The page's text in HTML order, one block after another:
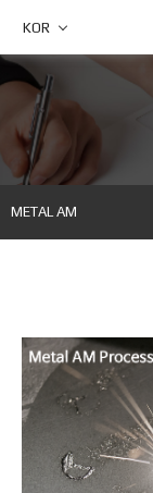
KOR
METAL AM
METAL AM
BOARD
CUSTOMER